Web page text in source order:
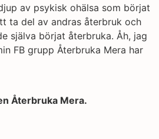
av psykisk ohälsa som börjat
ta del av andras återbruk och
själva börjat återbruka. Åh, jag
FB grupp Återbruka Mera har
Återbruka Mera.